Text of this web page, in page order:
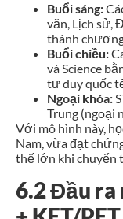
Buổi sáng:
văn, Lịch sử,
thành
Buổi chiều:
và Science
tư duy quốc
Ngoại khóa:
Trung (ngoại
Với mô hình này,
Nam, vừa đạt
thế lớn khi chuyển
6.2 Đầu